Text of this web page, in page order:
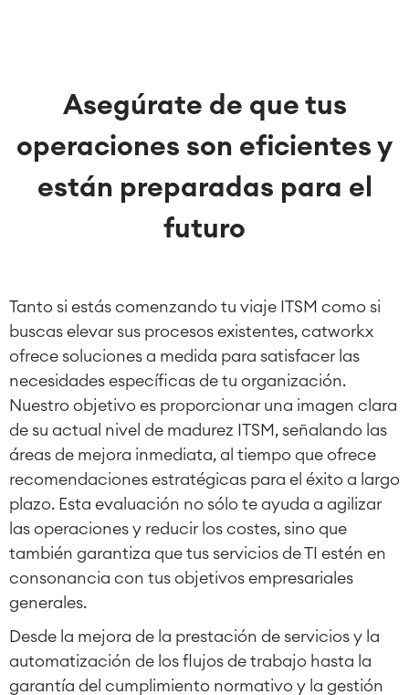
Asegúrate de que tus
operaciones son eficientes y
están preparadas para el
futuro
Tanto si estás comenzando tu viaje ITSM como si
buscas elevar sus procesos existentes, catworkx
ofrece soluciones a medida para satisfacer las
necesidades específicas de tu organización.
Nuestro objetivo es proporcionar una imagen clara
de su actual nivel de madurez ITSM, señalando las
áreas de mejora inmediata, al tiempo que ofrece
recomendaciones estratégicas para el éxito a largo
plazo. Esta evaluación no sólo te ayuda a agilizar
las operaciones y reducir los costes, sino que
también garantiza que tus servicios de TI estén en
consonancia con tus objetivos empresariales
generales.
Desde la mejora de la prestación de servicios y la
automatización de los flujos de trabajo hasta la
garantía del cumplimiento normativo y la gestión